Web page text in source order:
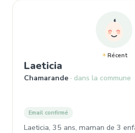
Récent
Laeticia , Garde
Chamarande dans la commune
Email confirmé
Laeticia, 35 ans, maman de 3